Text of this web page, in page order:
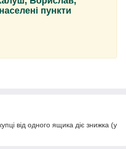
пункти
від одного ящика діє знижка (у